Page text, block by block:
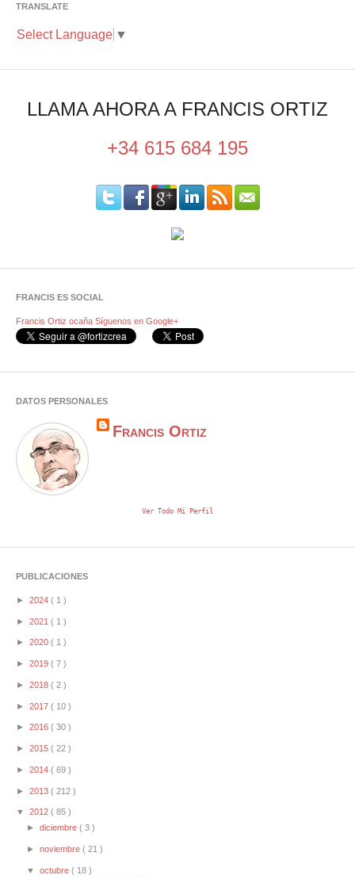
TRANSLATE
Select Language ▼
LLAMA AHORA A FRANCIS ORTIZ
+34 615 684 195
FRANCIS ES SOCIAL
Francis Ortiz ocaña Síguenos en Google+
DATOS PERSONALES
Francis Ortiz
Ver Todo Mi Perfil
PUBLICACIONES
► 2024 ( 1 )
► 2021 ( 1 )
► 2020 ( 1 )
► 2019 ( 7 )
► 2018 ( 2 )
► 2017 ( 10 )
► 2016 ( 30 )
► 2015 ( 22 )
► 2014 ( 69 )
► 2013 ( 212 )
▼ 2012 ( 85 )
►diciembre( 3 )
►noviembre( 21 )
▼octubre( 18 )